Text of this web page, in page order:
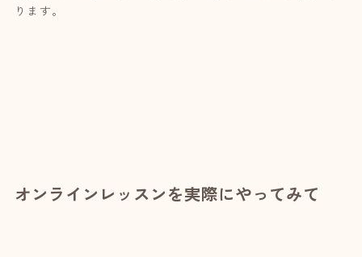
ります。
オンラインレッスンを実際にやってみて